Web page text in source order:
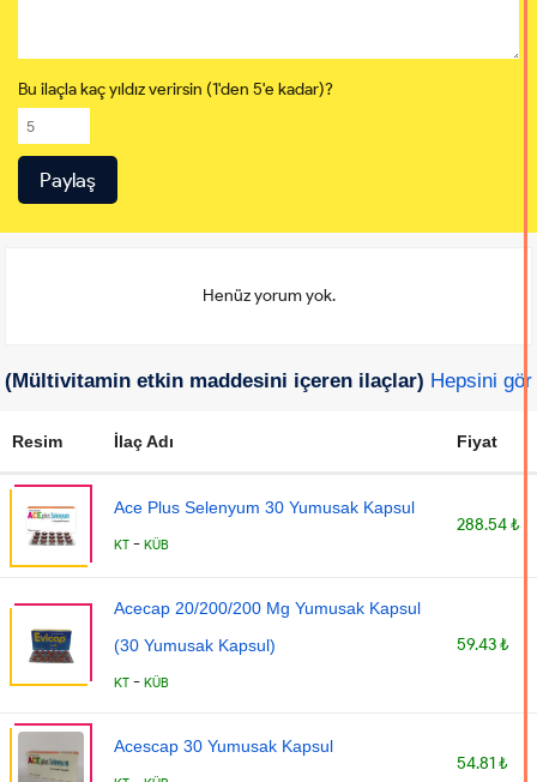
Bu ilaçla kaç yıldız verirsin (1'den 5'e kadar)?
Henüz yorum yok.
(Mültivitamin etkin maddesini içeren ilaçlar) Hepsini gör
Resim İlaç Adı Fiyat
Ace Plus Selenyum 30 Yumusak Kapsul
KT - KÜB
288.54 ₺
Acecap 20/200/200 Mg Yumusak Kapsul
(30 Yumusak Kapsul)
KT - KÜB
59.43 ₺
Acescap 30 Yumusak Kapsul
54.81 ₺